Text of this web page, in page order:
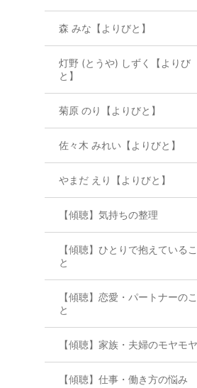
森 みな【よりびと】
灯野 (とうや) しずく【よりび
と】
菊原 のり【よりびと】
佐々木 みれい【よりびと】
やまだ えり【よりびと】
【傾聴】気持ちの整理
【傾聴】ひとりで抱えているこ
と
【傾聴】恋愛・パートナーのこ
と
【傾聴】家族・夫婦のモヤモヤ
【傾聴】仕事・働き方の悩み